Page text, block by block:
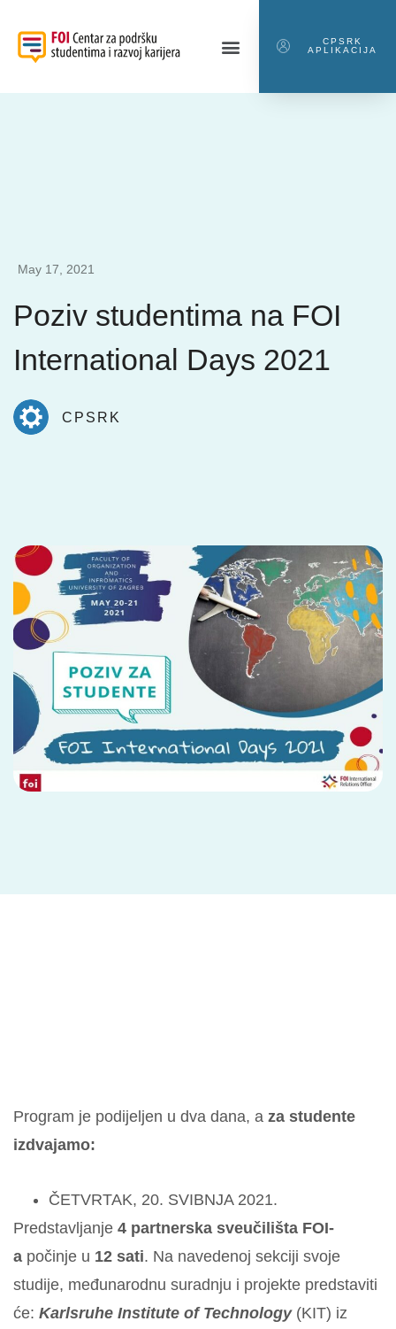
CPSRK
APLIKACIJA
May 17, 2021
Poziv studentima na FOI
International Days 2021
CPSRK
Program je podijeljen u dva dana, a za studente
izdvajamo:
ČETVRTAK, 20. SVIBNJA 2021.
Predstavljanje 4 partnerska sveučilišta FOI-
a počinje u 12 sati. Na navedenoj sekciji svoje
studije, međunarodnu suradnju i projekte predstaviti
će: Karlsruhe Institute of Technology(KIT) iz